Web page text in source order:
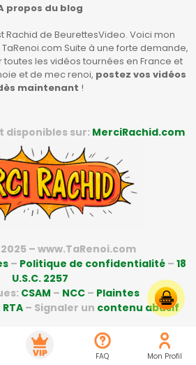
FAQ Mon Profil
propos du blog
Rachid de BeurettesVideo. Voici mon
Suite à une forte demande,
les vidéos tournées en France et
et de mec renoi, postez vos vidéos
maintenant !
disponibles sur: MerciRachid.com
– www.TaRenoi.com
– Politique de confidentialité– 18
U.S.C. 2257
CSAM – NCC – Plaintes
RTA – Signaler un contenu abusif